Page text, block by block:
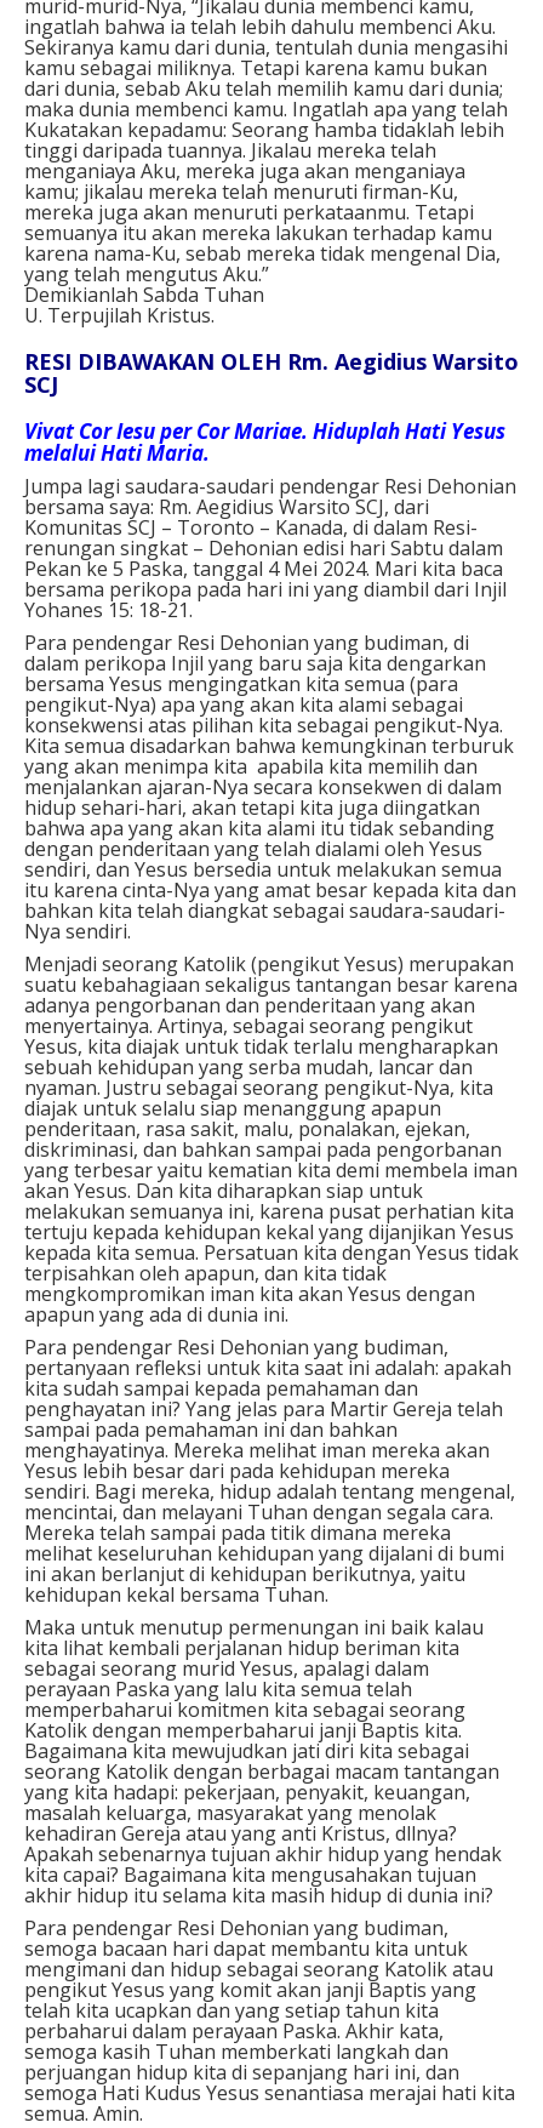
murid-murid-Nya, “Jikalau dunia membenci kamu,
ingatlah bahwa ia telah lebih dahulu membenci Aku.
Sekiranya kamu dari dunia, tentulah dunia mengasihi
kamu sebagai miliknya. Tetapi karena kamu bukan
dari dunia, sebab Aku telah memilih kamu dari dunia;
maka dunia membenci kamu. Ingatlah apa yang telah
Kukatakan kepadamu: Seorang hamba tidaklah lebih
tinggi daripada tuannya. Jikalau mereka telah
menganiaya Aku, mereka juga akan menganiaya
kamu; jikalau mereka telah menuruti firman-Ku,
mereka juga akan menuruti perkataanmu. Tetapi
semuanya itu akan mereka lakukan terhadap kamu
karena nama-Ku, sebab mereka tidak mengenal Dia,
yang telah mengutus Aku.”
Demikianlah Sabda Tuhan
U. Terpujilah Kristus.
RESI DIBAWAKAN OLEH Rm. Aegidius Warsito
SCJ
Vivat Cor Iesu per Cor Mariae. Hiduplah Hati Yesus
melalui Hati Maria.
Jumpa lagi saudara-saudari pendengar Resi Dehonian
bersama saya: Rm. Aegidius Warsito SCJ, dari
Komunitas SCJ – Toronto – Kanada, di dalam Resi-
renungan singkat – Dehonian edisi hari Sabtu dalam
Pekan ke 5 Paska, tanggal 4 Mei 2024. Mari kita baca
bersama perikopa pada hari ini yang diambil dari Injil
Yohanes 15: 18-21.
Para pendengar Resi Dehonian yang budiman, di
dalam perikopa Injil yang baru saja kita dengarkan
bersama Yesus mengingatkan kita semua (para
pengikut-Nya) apa yang akan kita alami sebagai
konsekwensi atas pilihan kita sebagai pengikut-Nya.
Kita semua disadarkan bahwa kemungkinan terburuk
yang akan menimpa kita apabila kita memilih dan
menjalankan ajaran-Nya secara konsekwen di dalam
hidup sehari-hari, akan tetapi kita juga diingatkan
bahwa apa yang akan kita alami itu tidak sebanding
dengan penderitaan yang telah dialami oleh Yesus
sendiri, dan Yesus bersedia untuk melakukan semua
itu karena cinta-Nya yang amat besar kepada kita dan
bahkan kita telah diangkat sebagai saudara-saudari-
Nya sendiri.
Menjadi seorang Katolik (pengikut Yesus) merupakan
suatu kebahagiaan sekaligus tantangan besar karena
adanya pengorbanan dan penderitaan yang akan
menyertainya. Artinya, sebagai seorang pengikut
Yesus, kita diajak untuk tidak terlalu mengharapkan
sebuah kehidupan yang serba mudah, lancar dan
nyaman. Justru sebagai seorang pengikut-Nya, kita
diajak untuk selalu siap menanggung apapun
penderitaan, rasa sakit, malu, ponalakan, ejekan,
diskriminasi, dan bahkan sampai pada pengorbanan
yang terbesar yaitu kematian kita demi membela iman
akan Yesus. Dan kita diharapkan siap untuk
melakukan semuanya ini, karena pusat perhatian kita
tertuju kepada kehidupan kekal yang dijanjikan Yesus
kepada kita semua. Persatuan kita dengan Yesus tidak
terpisahkan oleh apapun, dan kita tidak
mengkompromikan iman kita akan Yesus dengan
apapun yang ada di dunia ini.
Para pendengar Resi Dehonian yang budiman,
pertanyaan refleksi untuk kita saat ini adalah: apakah
kita sudah sampai kepada pemahaman dan
penghayatan ini? Yang jelas para Martir Gereja telah
sampai pada pemahaman ini dan bahkan
menghayatinya. Mereka melihat iman mereka akan
Yesus lebih besar dari pada kehidupan mereka
sendiri. Bagi mereka, hidup adalah tentang mengenal,
mencintai, dan melayani Tuhan dengan segala cara.
Mereka telah sampai pada titik dimana mereka
melihat keseluruhan kehidupan yang dijalani di bumi
ini akan berlanjut di kehidupan berikutnya, yaitu
kehidupan kekal bersama Tuhan.
Maka untuk menutup permenungan ini baik kalau
kita lihat kembali perjalanan hidup beriman kita
sebagai seorang murid Yesus, apalagi dalam
perayaan Paska yang lalu kita semua telah
memperbaharui komitmen kita sebagai seorang
Katolik dengan memperbaharui janji Baptis kita.
Bagaimana kita mewujudkan jati diri kita sebagai
seorang Katolik dengan berbagai macam tantangan
yang kita hadapi: pekerjaan, penyakit, keuangan,
masalah keluarga, masyarakat yang menolak
kehadiran Gereja atau yang anti Kristus, dllnya?
Apakah sebenarnya tujuan akhir hidup yang hendak
kita capai? Bagaimana kita mengusahakan tujuan
akhir hidup itu selama kita masih hidup di dunia ini?
Para pendengar Resi Dehonian yang budiman,
semoga bacaan hari dapat membantu kita untuk
mengimani dan hidup sebagai seorang Katolik atau
pengikut Yesus yang komit akan janji Baptis yang
telah kita ucapkan dan yang setiap tahun kita
perbaharui dalam perayaan Paska. Akhir kata,
semoga kasih Tuhan memberkati langkah dan
perjuangan hidup kita di sepanjang hari ini, dan
semoga Hati Kudus Yesus senantiasa merajai hati kita
semua. Amin.